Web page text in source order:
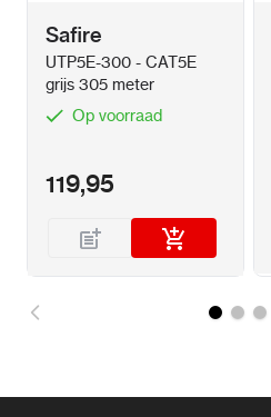
Safire
UTP5E-300 - CAT5E
grijs 305 meter
Op voorraad
119,95